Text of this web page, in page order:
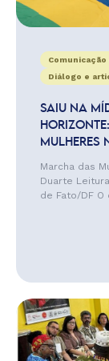
Diálogo e
SAIU NA
MULHERES
Marcha das
Duarte
de Fato/DF O